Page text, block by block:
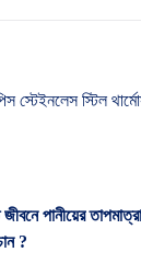
স্টেইনলেস স্টিল
পানীয়ের
?